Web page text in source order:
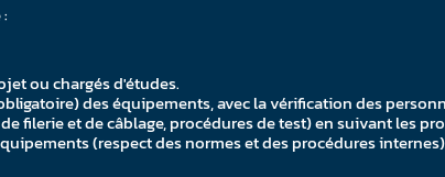
ou chargés d'études.
des équipements, avec la vérification des
et de câblage, procédures de test) en suivant les
(respect des normes et des procédures